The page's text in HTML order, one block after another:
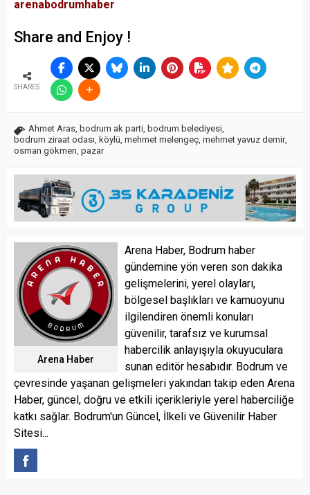
arenabodrumhaber
Share and Enjoy !
SHARES
Ahmet Aras, bodrum ak parti, bodrum belediyesi,
bodrum ziraat odası, köylü, mehmet melengeç, mehmet yavuz demir,
osman gökmen, pazar
Arena Haber
Arena Haber, Bodrum haber
gündemine yön veren son dakika
gelişmelerini, yerel olayları,
bölgesel başlıkları ve kamuoyunu
ilgilendiren önemli konuları
güvenilir, tarafsız ve kurumsal
habercilik anlayışıyla okuyuculara
sunan editör hesabıdır. Bodrum ve
çevresinde yaşanan gelişmeleri yakından takip eden Arena
Haber, güncel, doğru ve etkili içerikleriyle yerel haberciliğe
katkı sağlar. Bodrum'un Güncel, İlkeli ve Güvenilir Haber
Sitesi...